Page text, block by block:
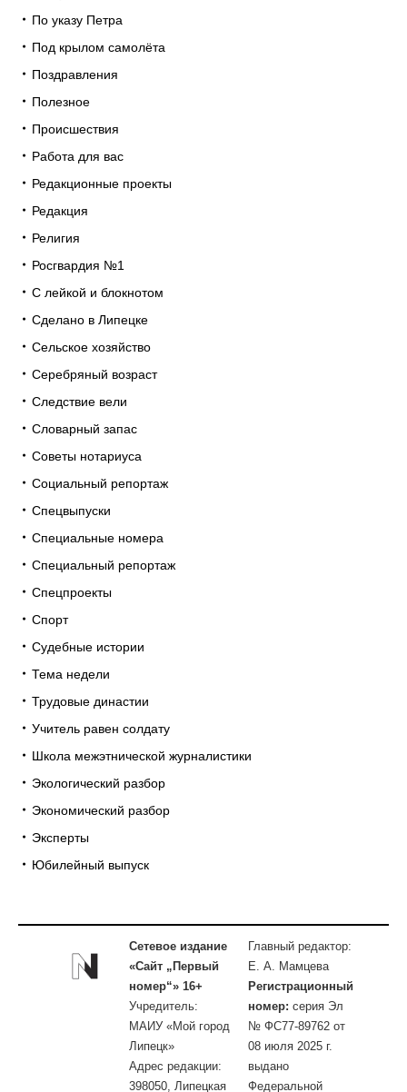
По указу Петра
Под крылом самолёта
Поздравления
Полезное
Происшествия
Работа для вас
Редакционные проекты
Редакция
Религия
Росгвардия №1
С лейкой и блокнотом
Сделано в Липецке
Сельское хозяйство
Серебряный возраст
Следствие вели
Словарный запас
Советы нотариуса
Социальный репортаж
Спецвыпуски
Специальные номера
Специальный репортаж
Спецпроекты
Спорт
Судебные истории
Тема недели
Трудовые династии
Учитель равен солдату
Школа межэтнической журналистики
Экологический разбор
Экономический разбор
Эксперты
Юбилейный выпуск
Сетевое издание
«Сайт „Первый
номер“» 16+
Учредитель:
МАИУ «Мой город
Липецк»
Адрес редакции:
398050, Липецкая
Главный редактор:
Е. А. Мамцева
Регистрационный
номер: серия Эл
№ ФС77-89762 от
08 июля 2025 г.
выдано
Федеральной